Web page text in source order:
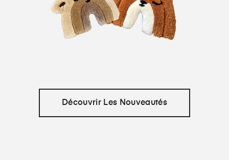
Découvrir Les Nouveautés